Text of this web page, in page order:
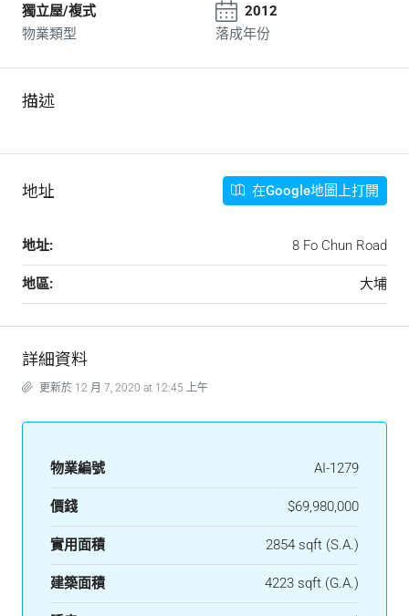
獨立屋/複式
物業類型
2012
落成年份
描述
地址 在Google地圖上打開
地址: 8 Fo Chun Road
地區: 大埔
詳細資料
更新於 12 月 7, 2020 at 12:45 上午
物業編號 AI-1279
價錢 $69,980,000
實用面積 2854 sqft (S.A.)
建築面積 4223 sqft (G.A.)